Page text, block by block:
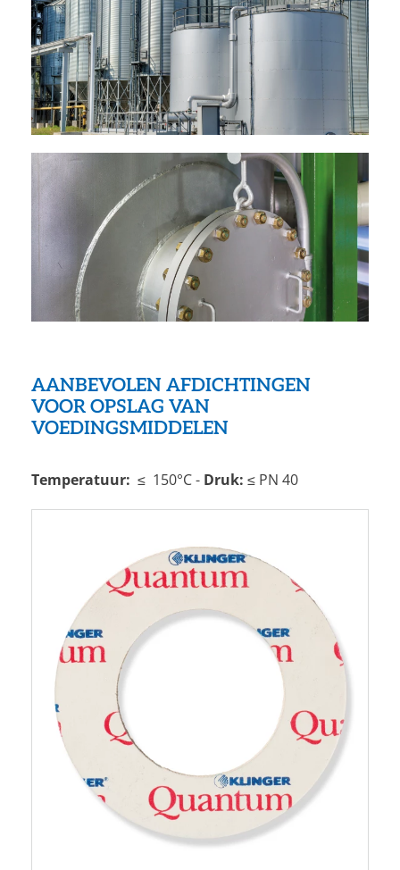
AANBEVOLEN AFDICHTINGEN
VOOR OPSLAG VAN
VOEDINGSMIDDELEN
Temperatuur: ≤ 150°C - Druk: ≤ PN 40